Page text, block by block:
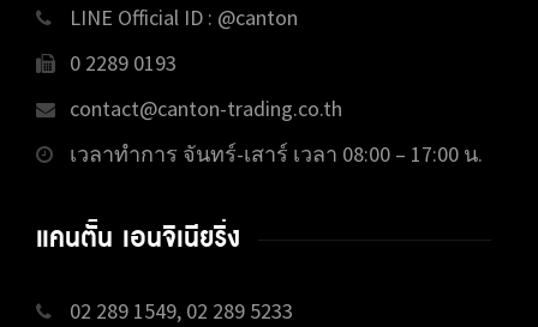
LINE Official ID : @canton
0 2289 0193
contact@canton-trading.co.th
เวลาทำการ จันทร์-เสาร์ เวลา 08:00 – 17:00 น.
แคนตั้น เอนจิเนียริ่ง
02 289 1549, 02 289 5233